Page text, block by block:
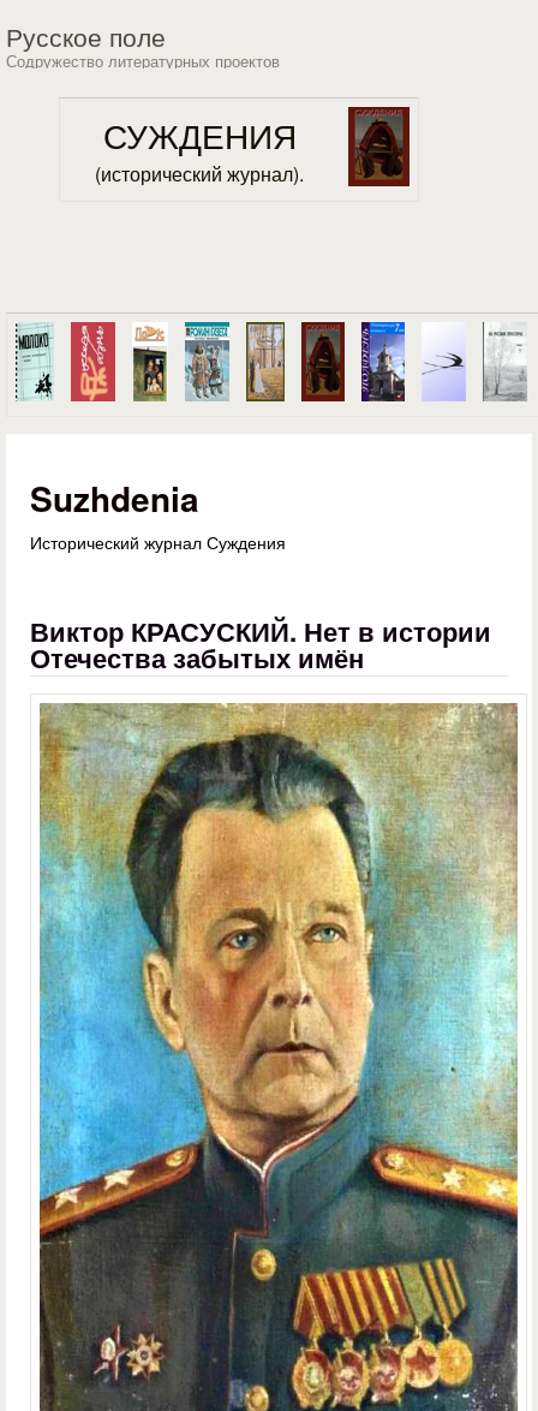
Русское поле
Содружество литературных проектов
СУЖДЕНИЯ
(исторический журнал).
Suzhdenia
Исторический журнал Суждения
Виктор КРАСУСКИЙ. Нет в истории
Отечества забытых имён